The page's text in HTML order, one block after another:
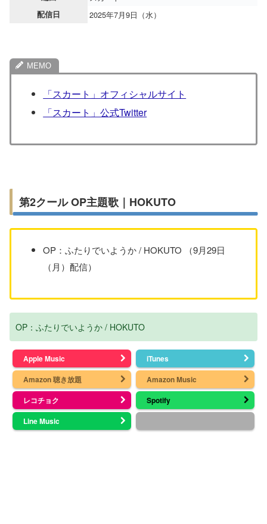
配信日 2025年7月9日（水）
「スカート」オフィシャルサイト
「スカート」公式Twitter
第2クール OP主題歌｜HOKUTO
OP：ふたりでいようか / HOKUTO （9月29日
（月）配信）
OP：ふたりでいようか / HOKUTO
Apple Music
iTunes
Amazon 聴き放題
Amazon Music
レコチョク
Spotify
Line Music